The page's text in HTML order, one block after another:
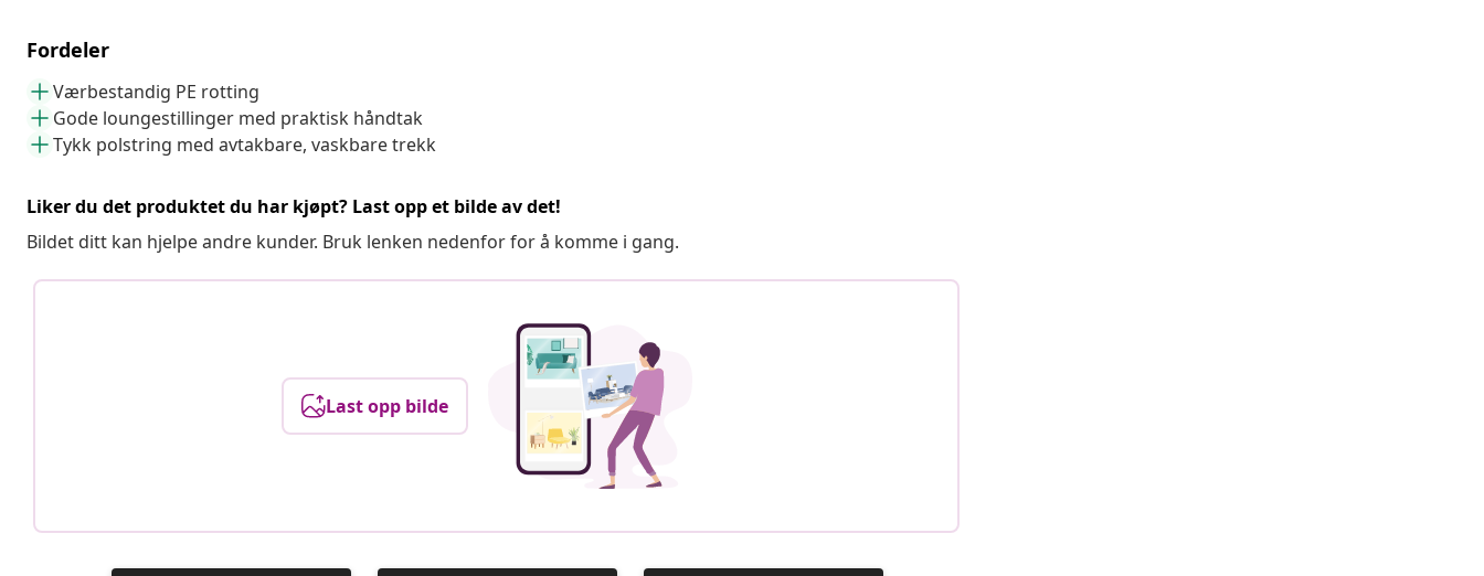
Fordeler
Værbestandig PE rotting
Gode loungestillinger med praktisk håndtak
Tykk polstring med avtakbare, vaskbare trekk
Liker du det produktet du har kjøpt? Last opp et bilde av det!
Bildet ditt kan hjelpe andre kunder. Bruk lenken nedenfor for å komme i gang.
Last opp bilde